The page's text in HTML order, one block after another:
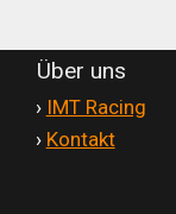
Impressum
Über uns
› IMT Racing
› Kontakt